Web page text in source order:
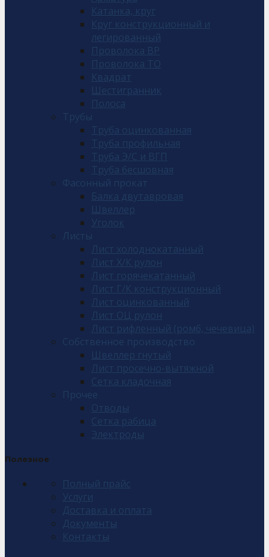
Катанка, круг
Круг конструкционный и
легированный
Проволока ВР
Проволока ТО
Квадрат
Шестигранник
Полоса
Трубы
Труба оцинкованная
Труба профильная
Труба Э/С и ВГП
Труба бесшовная
Фасонный прокат
Балка двутавровая
Швеллер
Уголок
Листы
Лист холоднокатанный
Лист Х/К рулон
Лист горячекатанный
Лист Г/К конструкционный
Лист оцинкованный
Лист ОЦ рулон
Лист рифленный (ромб, чечевица)
Собственное производство
Швеллер гнутый
Лист просечно-вытяжной
Сетка кладочная
Прочее
Отводы
Сетка рабица
Электроды
Полезное
Полный прайс
Услуги
Доставка и оплата
Документы
Контакты